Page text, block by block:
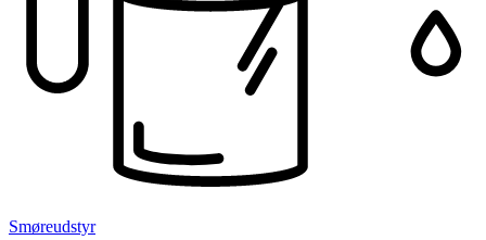
Smøreudstyr